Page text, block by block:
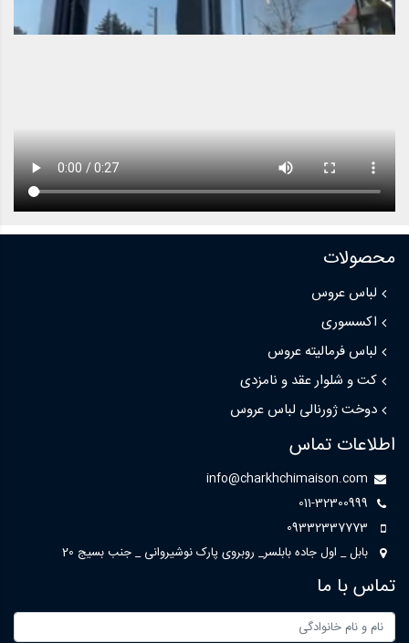
محصولات
لباس عروس
اکسسوری
لباس فرمالیته عروس
کت و شلوار عقد و نامزدی
دوخت ژورنالی لباس عروس
اطلاعات تماس
info@charkhchimaison.com
011-32300999
09332337773
بابل _ اول جاده بابلسر_ روبروی پارک نوشیروانی _ جنب بسیج 20
تماس با ما